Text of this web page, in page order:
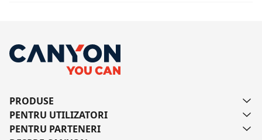
PRODUSE
PENTRU UTILIZATORI
PENTRU PARTENERI